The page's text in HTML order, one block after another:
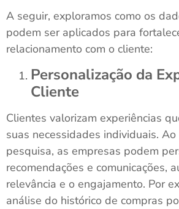
A seguir, exploramos como os
podem ser aplicados para
relacionamento com o cliente:
Personalização da
Cliente
Clientes valorizam experiências
suas necessidades individuais.
pesquisa, as empresas podem
recomendações e comunicações,
relevância e o engajamento. Por
análise do histórico de compras